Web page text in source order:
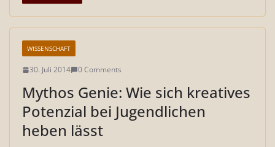
WISSENSCHAFT
30. Juli 2014 0 Comments
Mythos Genie: Wie sich kreatives
Potenzial bei Jugendlichen
heben lässt